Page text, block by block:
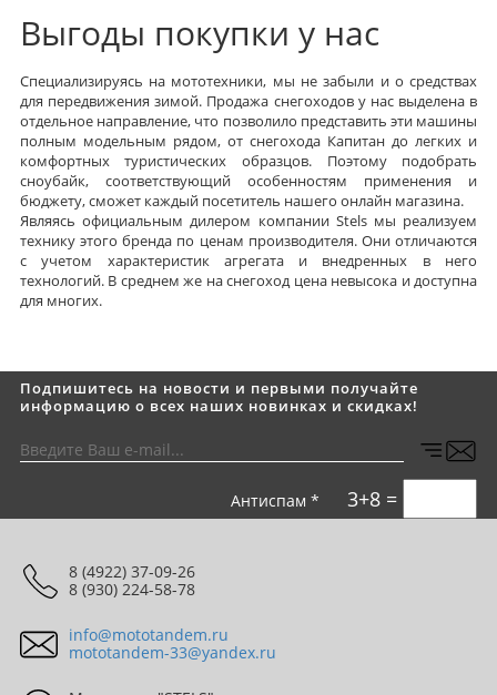
Выгоды покупки у нас
Специализируясь на мототехники, мы не забыли и о средствах
для передвижения зимой. Продажа снегоходов у нас выделена в
отдельное направление, что позволило представить эти машины
полным модельным рядом, от снегохода Капитан до легких и
комфортных туристических образцов. Поэтому подобрать
сноубайк, соответствующий особенностям применения и
бюджету, сможет каждый посетитель нашего онлайн магазина.
Являясь официальным дилером компании Stels мы реализуем
технику этого бренда по ценам производителя. Они отличаются
с учетом характеристик агрегата и внедренных в него
технологий. В среднем же на снегоход цена невысока и доступна
для многих.
Подпишитесь на новости и первыми получайте
информацию о всех наших новинках и скидках!
Антиспам * 3+8 =
8 (4922) 37-09-26
8 (930) 224-58-78
info@mototandem.ru
mototandem-33@yandex.ru